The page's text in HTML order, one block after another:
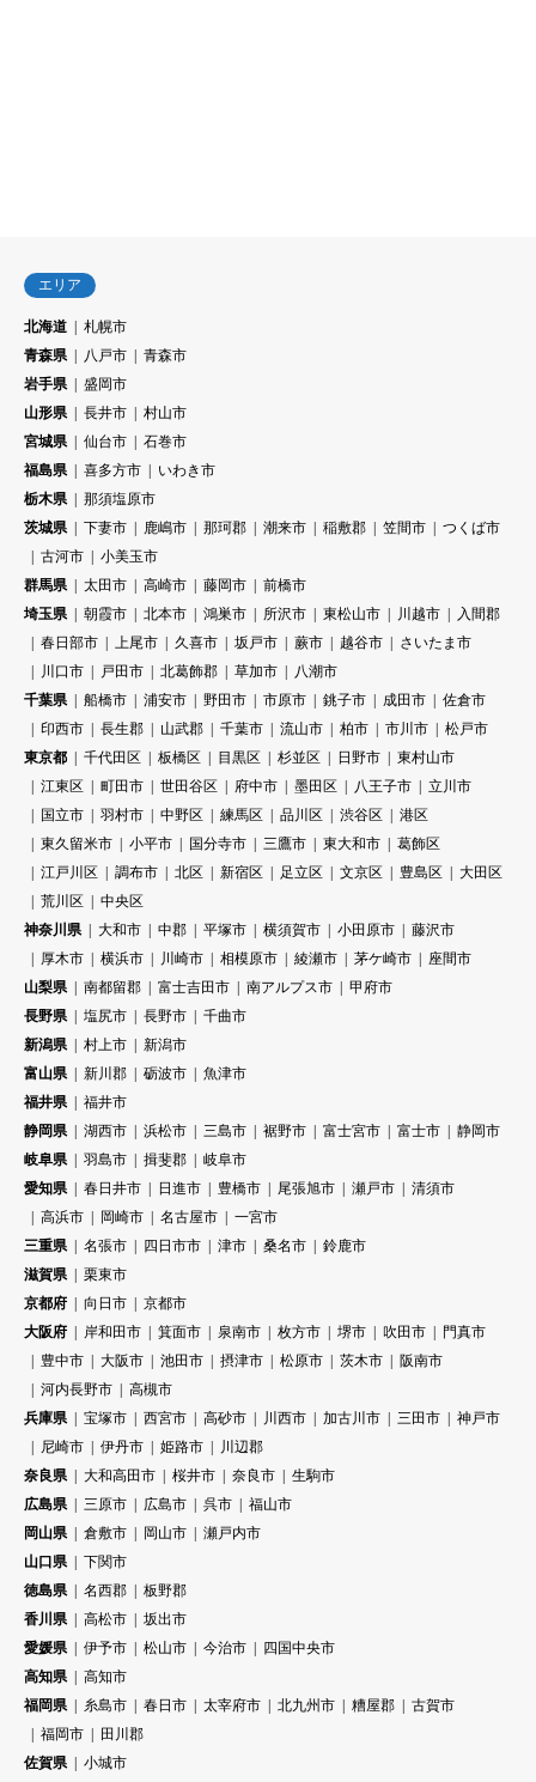
エリア
北海道
札幌市
青森県
八戸市
青森市
岩手県
盛岡市
山形県
長井市
村山市
宮城県
仙台市
石巻市
福島県
喜多方市
いわき市
栃木県
那須塩原市
茨城県
下妻市 鹿嶋市 那珂郡 潮来市 稲敷郡 笠間市
つくば市
古河市
小美玉市
群馬県
太田市 高崎市 藤岡市
前橋市
埼玉県
朝霞市 北本市 鴻巣市 所沢市 東松山市 川越市
入間郡
春日部市
上尾市 久喜市 坂戸市 蕨市 越谷市
さいたま市
川口市
戸田市 北葛飾郡 草加市
八潮市
千葉県
船橋市 浦安市 野田市 市原市 銚子市 成田市
佐倉市
印西市
長生郡 山武郡 千葉市 流山市 柏市 市川市
松戸市
東京都
千代田区 板橋区 目黒区 杉並区 日野市
東村山市
江東区
町田市 世田谷区 府中市 墨田区 八王子市
立川市
国立市
羽村市 中野区 練馬区 品川区 渋谷区
港区
東久留米市
小平市 国分寺市 三鷹市 東大和市
葛飾区
江戸川区
調布市 北区 新宿区 足立区 文京区 豊島区
大田区
荒川区
中央区
神奈川県
大和市 中郡 平塚市 横須賀市 小田原市
藤沢市
厚木市
横浜市 川崎市 相模原市 綾瀬市 茅ケ崎市
座間市
山梨県
南都留郡 富士吉田市 南アルプス市
甲府市
長野県
塩尻市 長野市
千曲市
新潟県
村上市
新潟市
富山県
新川郡 砺波市
魚津市
福井県
福井市
静岡県
湖西市 浜松市 三島市 裾野市 富士宮市 富士市
静岡市
岐阜県
羽島市 揖斐郡
岐阜市
愛知県
春日井市 日進市 豊橋市 尾張旭市 瀬戸市
清須市
高浜市
岡崎市 名古屋市
一宮市
三重県
名張市 四日市市 津市 桑名市
鈴鹿市
滋賀県
栗東市
京都府
向日市
京都市
大阪府
岸和田市 箕面市 泉南市 枚方市 堺市 吹田市
門真市
豊中市
大阪市 池田市 摂津市 松原市 茨木市
阪南市
河内長野市
高槻市
兵庫県
宝塚市 西宮市 高砂市 川西市 加古川市 三田市
神戸市
尼崎市
伊丹市 姫路市
川辺郡
奈良県
大和高田市 桜井市 奈良市
生駒市
広島県
三原市 広島市 呉市
福山市
岡山県
倉敷市 岡山市
瀬戸内市
山口県
下関市
徳島県
名西郡
板野郡
香川県
高松市
坂出市
愛媛県
伊予市 松山市 今治市
四国中央市
高知県
高知市
福岡県
糸島市 春日市 太宰府市 北九州市 糟屋郡
古賀市
福岡市
田川郡
佐賀県
小城市